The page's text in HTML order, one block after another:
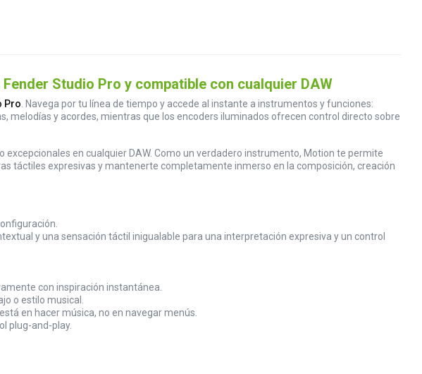
Studio Pro y compatible con cualquier DAW
Pro . Navega por tu línea de tiempo y accede al instante a instrumentos y funciones:
y acordes, mientras que los encoders iluminados ofrecen control directo sobre
en cualquier DAW. Como un verdadero instrumento, Motion te permite
táctiles expresivas y mantenerte completamente inmerso en la composición, creación
y una sensación táctil inigualable para una interpretación expresiva y un control
con inspiración instantánea.
o estilo musical.
en hacer música, no en navegar menús.
plug-and-play.